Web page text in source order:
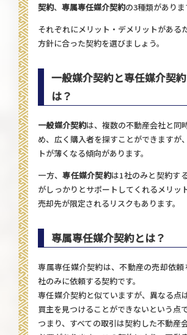
契約、専属専任媒介契約の3種類がありま
それぞれにメリット・デメリットがある
方針に合った契約を選びましょう。
一般媒介契約と専任媒介契
は？
一般媒介契約は、複数の不動産会社と同
め、広く購入者を探すことができますが
トが薄くなる傾向があります。
一方、専任媒介契約は1社のみと契約す
がしっかりとサポートしてくれるメリッ
売却先が限定されるリスクもあります。
専属専任媒介契約とは？
専属専任媒介契約は、不動産の売却依
社のみに依頼する契約です。
専任媒介契約と似ていますが、異なる点
買主を見つけることができないという点で
つまり、すべての取引は契約した不動産